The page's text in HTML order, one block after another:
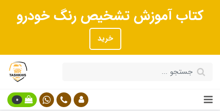
کتاب آموزش تشخیص رنگ خودرو
خرید
0